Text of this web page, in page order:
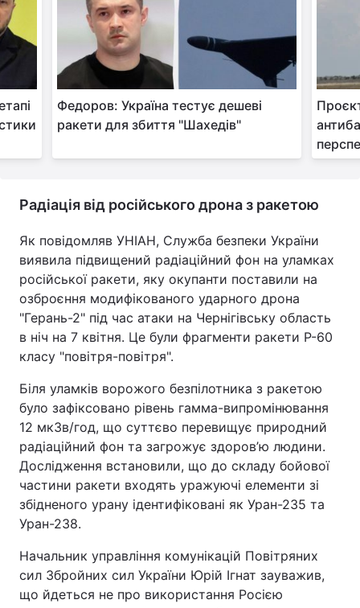
Федоров: Україна тестує дешеві
ракети для збиття "Шахедів"
Радіація від російського дрона з ракетою
Як повідомляв УНІАН, Служба безпеки України
виявила підвищений радіаційний фон на уламках
російської ракети, яку окупанти поставили на
озброєння модифікованого ударного дрона
"Герань-2" під час атаки на Чернігівську область
в ніч на 7 квітня. Це були фрагменти ракети Р-60
класу "повітря-повітря".
Біля уламків ворожого безпілотника з ракетою
було зафіксовано рівень гамма-випромінювання
12 мкЗв/год, що суттєво перевищує природний
радіаційний фон та загрожує здоров’ю людини.
Дослідження встановили, що до складу бойової
частини ракети входять уражуючі елементи зі
збідненого урану ідентифіковані як Уран-235 та
Уран-238.
Начальник управління комунікацій Повітряних
сил Збройних сил України Юрій Ігнат зауважив,
що йдеться не про використання Росією